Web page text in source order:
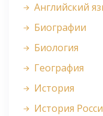
Английский
Биографии
Биология
География
История
История